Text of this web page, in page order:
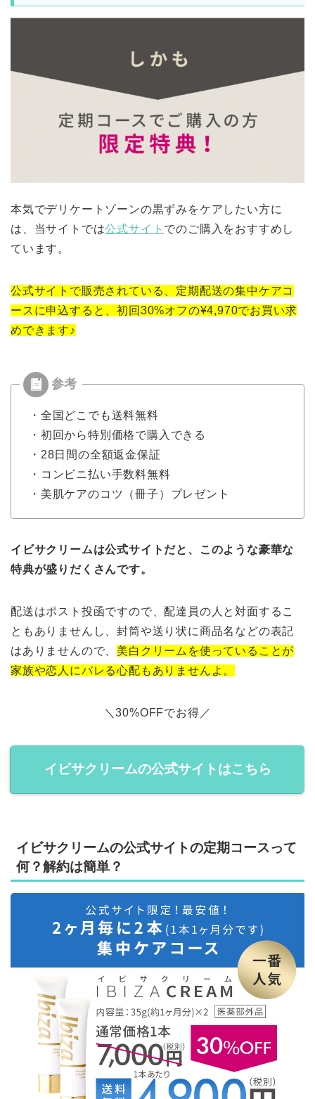
本気でデリケートゾーンの黒ずみをケアしたい方に
は、当サイトでは公式サイト でのご購入をおすすめし
ています。
公式サイトで販売されている、定期配送の集中ケアコ
ースに申込すると、初回30%オフの¥4,970でお買い求
めできます♪
・全国どこでも送料無料
・初回から特別価格で購入できる
・28日間の全額返金保証
・コンビニ払い手数料無料
・美肌ケアのコツ（冊子）プレゼント
イビサクリームは公式サイトだと、このような豪華な
特典が盛りだくさんです。
配送はポスト投函ですので、配達員の人と対面するこ
ともありませんし、封筒や送り状に商品名などの表記
はありませんので、 美白クリームを使っていることが
家族や恋人にバレる心配もありませんよ。
＼30%OFFでお得／
イビサクリームの公式サイトはこちら
イビサクリームの公式サイトの定期コースって
何？解約は簡単？